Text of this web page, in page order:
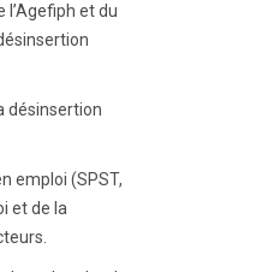
l’Agefiph et du
désinsertion
emploi (SPST,
et de la